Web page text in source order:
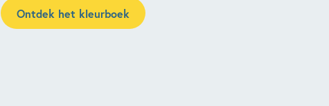
Ontdek het kleurboek